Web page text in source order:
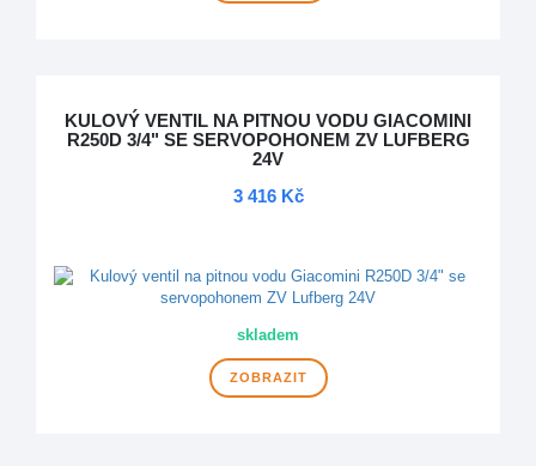
KULOVÝ VENTIL NA PITNOU VODU GIACOMINI
R250D 3/4" SE SERVOPOHONEM ZV LUFBERG
24V
3 416 Kč
skladem
ZOBRAZIT